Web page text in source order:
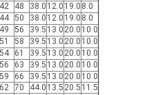
42 48 38.0 12.0 19.0 8.0
44 50 38.0 12.0 19.0 8.0
49 56 39.5 13.0 20.0 10.0
51 58 39.5 13.0 20.0 10.0
54 61 39.5 13.0 20.0 10.0
56 63 39.5 13.0 20.0 10.0
59 66 39.5 13.0 20.0 10.0
62 70 44.0 13.5 20.5 11.5